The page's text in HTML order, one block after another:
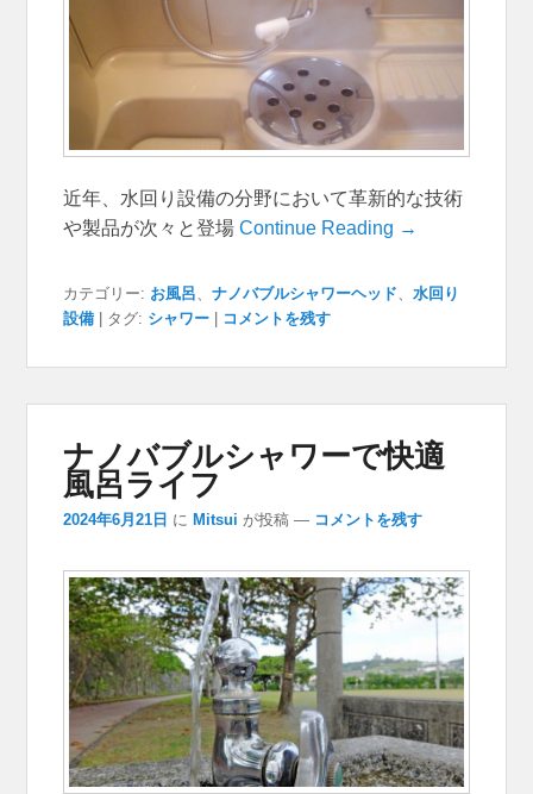
近年、水回り設備の分野において革新的な技術
や製品が次々と登場Continue Reading →
カテゴリー: お風呂、ナノバブルシャワーヘッド、水回り
設備
タグ: シャワー コメントを残す
ナノバブルシャワーで快適
風呂ライフ
2024年6月21日 に Mitsui が投稿 — コメントを残す